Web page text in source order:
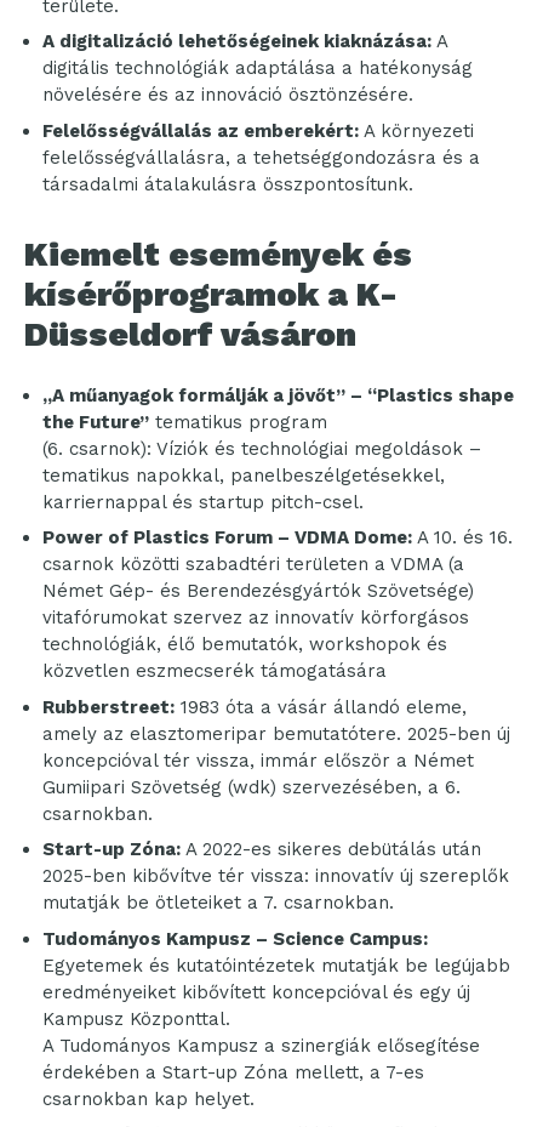
területe.
A digitalizáció lehetőségeinek kiaknázása: A
digitális technológiák adaptálása a hatékonyság
növelésére és az innováció ösztönzésére.
Felelősségvállalás az emberekért: A környezeti
felelősségvállalásra, a tehetséggondozásra és a
társadalmi átalakulásra összpontosítunk.
Kiemelt események és
kísérőprogramok a K-
Düsseldorf vásáron
„A műanyagok formálják a jövőt” – “Plastics shape
the Future” tematikus program
(6. csarnok): Víziók és technológiai megoldások –
tematikus napokkal, panelbeszélgetésekkel,
karriernappal és startup pitch-csel.
Power of Plastics Forum – VDMA Dome: A 10. és 16.
csarnok közötti szabadtéri területen a VDMA (a
Német Gép- és Berendezésgyártók Szövetsége)
vitafórumokat szervez az innovatív körforgásos
technológiák, élő bemutatók, workshopok és
közvetlen eszmecserék támogatására
Rubberstreet: 1983 óta a vásár állandó eleme,
amely az elasztomeripar bemutatótere. 2025-ben új
koncepcióval tér vissza, immár először a Német
Gumiipari Szövetség (wdk) szervezésében, a 6.
csarnokban.
Start-up Zóna: A 2022-es sikeres debütálás után
2025-ben kibővítve tér vissza: innovatív új szereplők
mutatják be ötleteiket a 7. csarnokban.
Tudományos Kampusz – Science Campus:
Egyetemek és kutatóintézetek mutatják be legújabb
eredményeiket kibővített koncepcióval és egy új
Kampusz Központtal.
A Tudományos Kampusz a szinergiák elősegítése
érdekében a Start-up Zóna mellett, a 7-es
csarnokban kap helyet.